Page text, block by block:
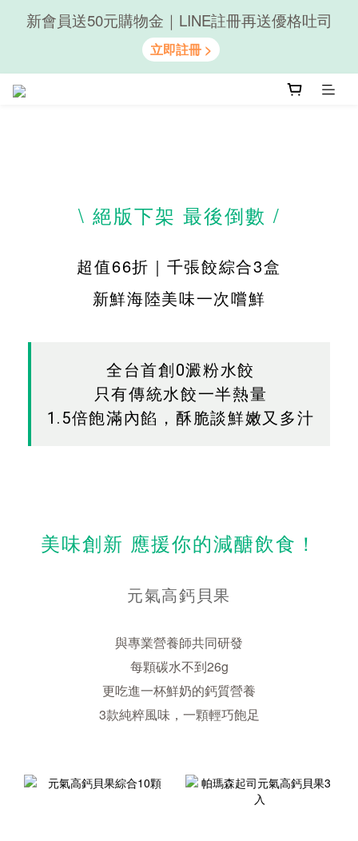
隨心享受｜貝果任選6組$899
新會員送50元購物金｜LINE註冊再送優格吐司
\ 絕版下架 最後倒數 /
超值66折｜千張餃綜合3盒
新鮮海陸美味一次嚐鮮
全台首創0澱粉水餃
只有傳統水餃一半熱量
1.5倍飽滿內餡，酥脆談鮮嫩又多汁
美味創新 應援你的減醣飲食！
元氣高鈣貝果
與專業營養師共同研發
每顆碳水不到26g
更吃進一杯鮮奶的鈣質營養
3款純粹風味，一顆輕巧飽足